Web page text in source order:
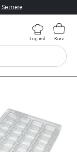
Se mere
Log ind Kurv